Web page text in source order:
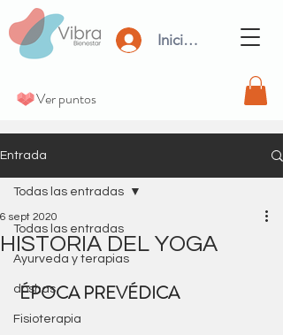
Iniciar Sesión
Ver puntos
Entrada
Todas las entradas
Ayurveda y terapias
doshas
Fisioterapia
Todas las entradas
HISTORIA DEL YOGA
6 sept 2020
ÉPOCA PREVÉDICA